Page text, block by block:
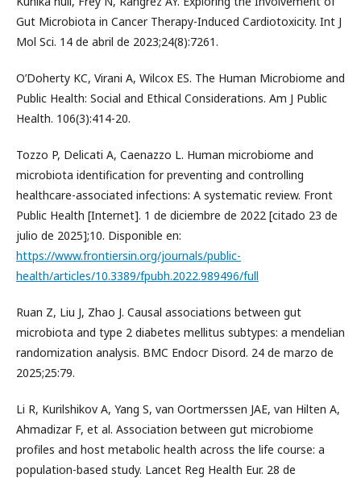
Gut Microbiota in Cancer Therapy-Induced Cardiotoxicity. Int J
Mol Sci. 14 de abril de 2023;24(8):7261.
O’Doherty KC, Virani A, Wilcox ES. The Human Microbiome and
Public Health: Social and Ethical Considerations. Am J Public
Health. 106(3):414-20.
Tozzo P, Delicati A, Caenazzo L. Human microbiome and
microbiota identification for preventing and controlling
healthcare-associated infections: A systematic review. Front
Public Health [Internet]. 1 de diciembre de 2022 [citado 23 de
julio de 2025];10. Disponible en:
https://www.frontiersin.org/journals/public-
health/articles/10.3389/fpubh.2022.989496/full
Ruan Z, Liu J, Zhao J. Causal associations between gut
microbiota and type 2 diabetes mellitus subtypes: a mendelian
randomization analysis. BMC Endocr Disord. 24 de marzo de
2025;25:79.
Li R, Kurilshikov A, Yang S, van Oortmerssen JAE, van Hilten A,
Ahmadizar F, et al. Association between gut microbiome
profiles and host metabolic health across the life course: a
population-based study. Lancet Reg Health Eur. 28 de